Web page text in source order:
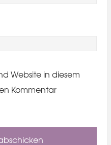
Website in diesem
Kommentar